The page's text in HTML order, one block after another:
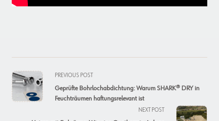
<span
class="nav-
subtitle
PREVIOUS POST
Geprüfte Bohrlochabdichtung: Warum SHARK® DRY in
Feuchträumen haftungsrelevant ist
NEXT POST